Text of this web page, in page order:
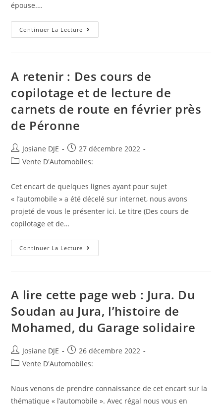
épouse.…
Continuer La Lecture A
Linas
Dans
Son
Épouse
Sur
Une
#AnticorVeille
#Anticor
A retenir : Des cours de
copilotage et de lecture de
carnets de route en février près
de Péronne
Auteur/autrice
de
Josiane DJE
Post
published:
27 décembre 2022
PostVente D'Automobiles:
Cet encart de quelques lignes ayant pour sujet
« l’automobile » a été décelé sur internet, nous avons
projeté de vous le présenter ici. Le titre (Des cours de
copilotage et de…
Continuer La Lecture A
Retenir
Et
Lecture
De
Carnets
De
Février
Près
De
A lire cette page web : Jura. Du
Soudan au Jura, l’histoire de
Mohamed, du Garage solidaire
Auteur/autrice
de
Josiane DJE
Post
published:
26 décembre 2022
PostVente D'Automobiles:
Nous venons de prendre connaissance de cet encart sur la
thématique « l’automobile ». Avec régal nous vous en